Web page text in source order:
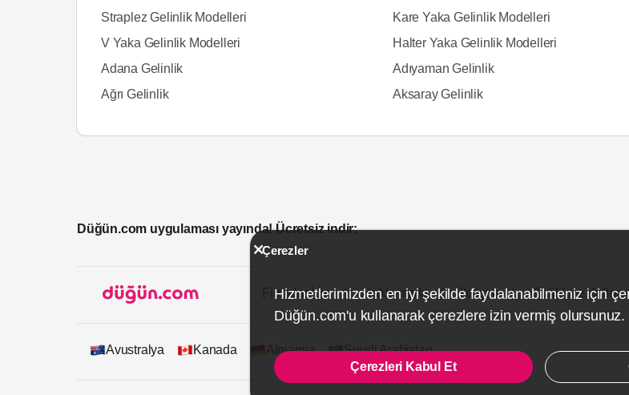
Straplez Gelinlik Modelleri
Kare Yaka Gelinlik Modelleri
V Yaka Gelinlik Modelleri
Halter Yaka Gelinlik Modelleri
Adana Gelinlik
Adıyaman Gelinlik
Ağrı Gelinlik
Aksaray Gelinlik
Düğün.com uygulaması yayında! Ücretsiz indir:
Firmalar İçin Hakkımızda İletişim Gizlilik ve
Avustralya Kanada Almanya Suudi Arabistan
Çerezler
Hizmetlerimizden en iyi şekilde faydalanabilmeniz için
Düğün.com'u kullanarak çerezlere izin vermiş olursunuz.
Çerezleri Kabul Et